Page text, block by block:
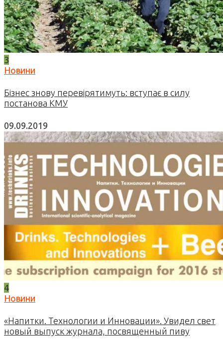
3
Новини
Бізнес знову перевірятимуть: вступає в силу
постанова КМУ
09.09.2019
4
Новини
«Напитки. Технологии и Инновации». Увидел свет
новый выпуск журнала, посвященный пиву